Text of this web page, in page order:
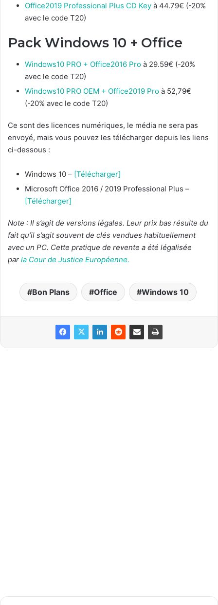
Office2019 Professional Plus CD Key à 44.79€ (-20%
avec le code T20)
Pack Windows 10 + Office
Windows10 PRO + Office2016 Pro à 29.59€ (-20%
avec le code T20)
Windows10 PRO OEM + Office2019 Pro à 52,79€
(-20% avec le code T20)
Ce sont des licences numériques, le média ne sera pas
envoyé, mais vous pouvez les télécharger depuis les liens
ci-dessous :
Windows 10 – [Télécharger]
Microsoft Office 2016 / 2019 Professional Plus –
[Télécharger]
Note : Il s’agit de versions légales. Leur prix bas résulte du
fait qu’il s’agit souvent de clés vendues habituellement
avec un PC. Cette pratique de revente a été légalisée
par la Cour de Justice Européenne.
Bon Plans Office Windows 10